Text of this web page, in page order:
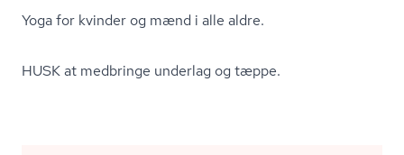
Yoga for kvinder og mænd i alle aldre.
HUSK at medbringe underlag og tæppe.